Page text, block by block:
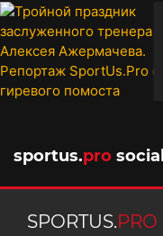
sportus.pro social
SPORTUS.PRO